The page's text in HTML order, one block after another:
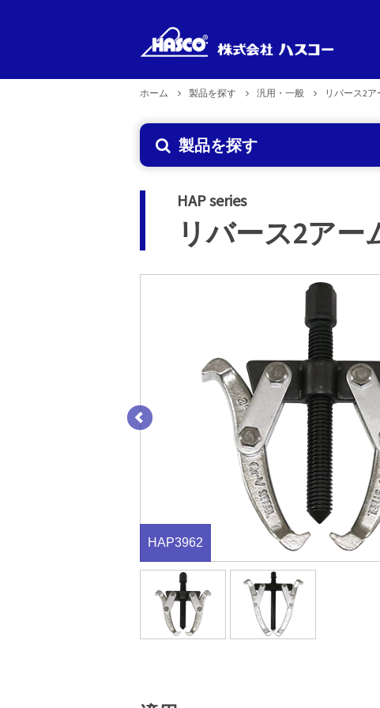
新製品
2026年6月29日更新
製品型式 製
製品のお取り扱い
企業理念
ホーム 製品を探す 汎用・一般 リバース2
製品を探す
HAP series
リバース2アー
HAP3962